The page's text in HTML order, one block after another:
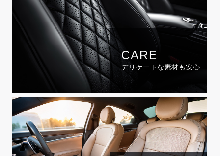
CARE
デリケートな素材も安心